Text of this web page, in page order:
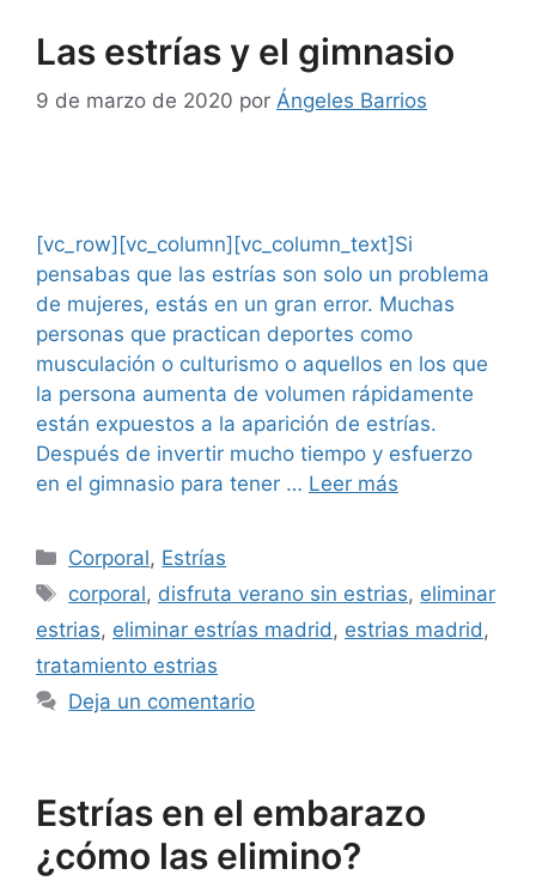
Las estrías y el gimnasio
9 de marzo de 2020 por Ángeles Barrios
[vc_row][vc_column][vc_column_text]Si
pensabas que las estrías son solo un problema
de mujeres, estás en un gran error. Muchas
personas que practican deportes como
musculación o culturismo o aquellos en los que
la persona aumenta de volumen rápidamente
están expuestos a la aparición de estrías.
Después de invertir mucho tiempo y esfuerzo
en el gimnasio para tener … Leer más
Corporal, Estrías
corporal, disfruta verano sin estrias, eliminar
estrias, eliminar estrías madrid, estrias madrid,
tratamiento estrias
Deja un comentario
Estrías en el embarazo
¿cómo las elimino?